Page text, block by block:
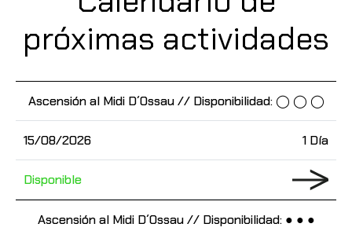
próximas actividades
15/08/2026
Ascensión al Midi D´Ossau // Disponibilidad: ◯ ◯ ◯
1 Día
Disponible
Ascensión al Midi D´Ossau // Disponibilidad: ● ● ●